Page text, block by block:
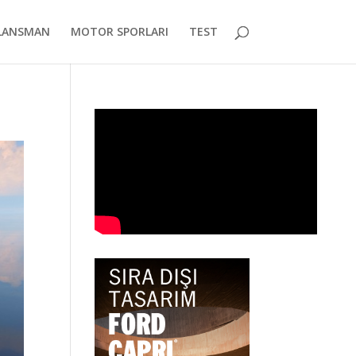
MOTOR SPORLARI TEST